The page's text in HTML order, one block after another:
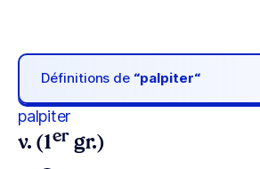
Définitions de “palpiter“
palpiter
v. (1er gr.)